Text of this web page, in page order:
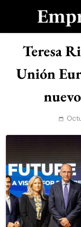
Teresa
Unión